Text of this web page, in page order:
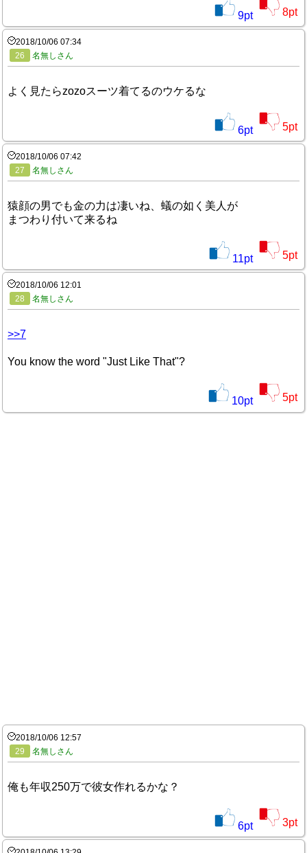
9pt 8pt
2018/10/06 07:34
26
名無しさん
よく見たらzozoスーツ着てるのウケるな
6pt 5pt
2018/10/06 07:42
27
名無しさん
猿顔の男でも金の力は凄いね、蟻の如く美人が
まつわり付いて来るね
11pt 5pt
2018/10/06 12:01
28
名無しさん
>>7
You know the word "Just Like That"?
10pt 5pt
2018/10/06 12:57
29
名無しさん
俺も年収250万で彼女作れるかな？
6pt 3pt